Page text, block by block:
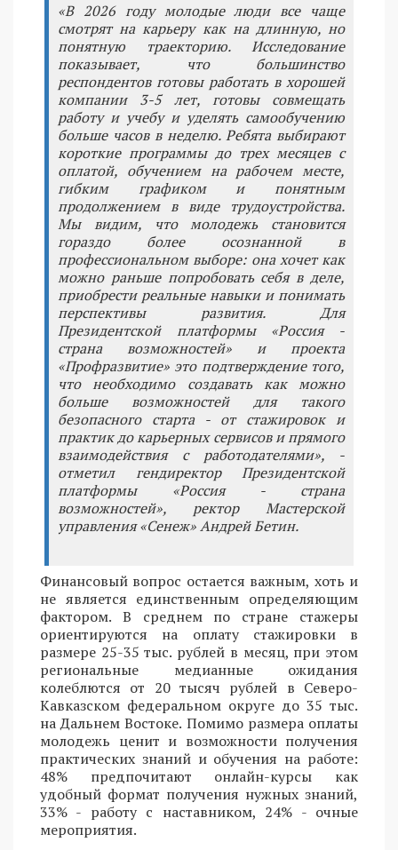
«В 2026 году молодые люди все чаще
смотрят на карьеру как на длинную, но
понятную траекторию. Исследование
показывает, что большинство
респондентов готовы работать в хорошей
компании 3-5 лет, готовы совмещать
работу и учебу и уделять самообучению
больше часов в неделю. Ребята выбирают
короткие программы до трех месяцев с
оплатой, обучением на рабочем месте,
гибким графиком и понятным
продолжением в виде трудоустройства.
Мы видим, что молодежь становится
гораздо более осознанной в
профессиональном выборе: она хочет как
можно раньше попробовать себя в деле,
приобрести реальные навыки и понимать
перспективы развития. Для
Президентской платформы «Россия -
страна возможностей» и проекта
«Профразвитие» это подтверждение того,
что необходимо создавать как можно
больше возможностей для такого
безопасного старта - от стажировок и
практик до карьерных сервисов и прямого
взаимодействия с работодателями», -
отметил гендиректор Президентской
платформы «Россия - страна
возможностей», ректор Мастерской
управления «Сенеж» Андрей Бетин.
Финансовый вопрос остается важным, хоть и
не является единственным определяющим
фактором. В среднем по стране стажеры
ориентируются на оплату стажировки в
размере 25-35 тыс. рублей в месяц, при этом
региональные медианные ожидания
колеблются от 20 тысяч рублей в Северо-
Кавказском федеральном округе до 35 тыс.
на Дальнем Востоке. Помимо размера оплаты
молодежь ценит и возможности получения
практических знаний и обучения на работе:
48% предпочитают онлайн-курсы как
удобный формат получения нужных знаний,
33% - работу с наставником, 24% - очные
мероприятия.